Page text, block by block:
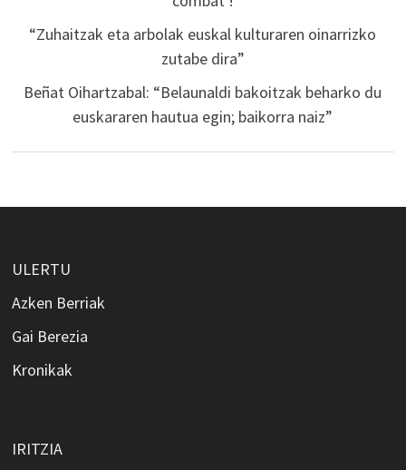
“Zuhaitzak eta arbolak euskal kulturaren oinarrizko
zutabe dira”
Beñat Oihartzabal: “Belaunaldi bakoitzak beharko du
euskararen hautua egin; baikorra naiz”
ULERTU
Azken Berriak
Gai Berezia
Kronikak
IRITZIA